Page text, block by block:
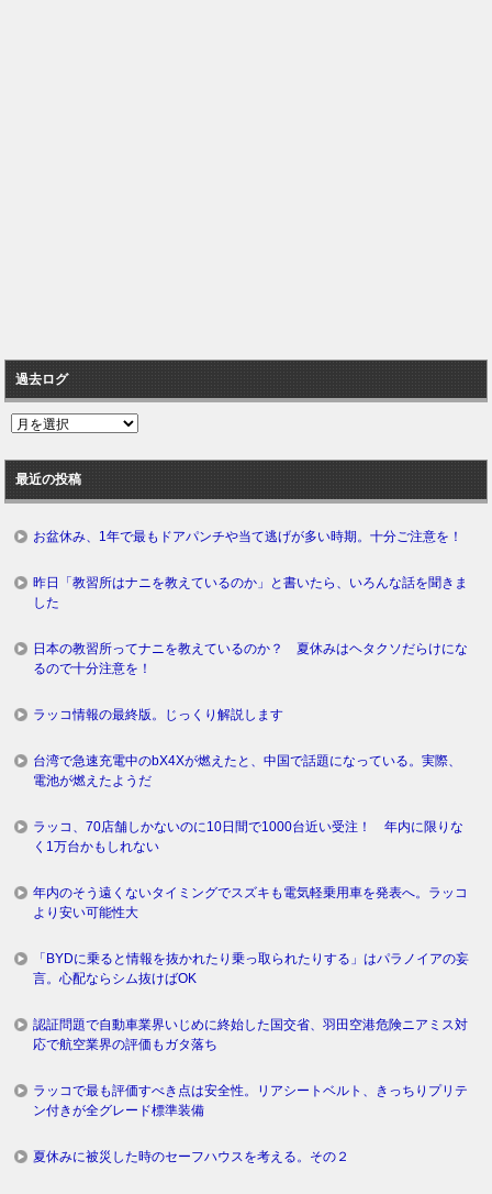
過去ログ
過
ロ
グ
最近の投稿
お盆休み、1年で最もドアパンチや当て逃げが多い時期。十分ご注意を！
昨日「教習所はナニを教えているのか」と書いたら、いろんな話を聞きま
した
日本の教習所ってナニを教えているのか？ 夏休みはヘタクソだらけにな
るので十分注意を！
ラッコ情報の最終版。じっくり解説します
台湾で急速充電中のbX4Xが燃えたと、中国で話題になっている。実際、
電池が燃えたようだ
ラッコ、70店舗しかないのに10日間で1000台近い受注！ 年内に限りな
く1万台かもしれない
年内のそう遠くないタイミングでスズキも電気軽乗用車を発表へ。ラッコ
より安い可能性大
「BYDに乗ると情報を抜かれたり乗っ取られたりする」はパラノイアの妄
言。心配ならシム抜けばOK
認証問題で自動車業界いじめに終始した国交省、羽田空港危険ニアミス対
応で航空業界の評価もガタ落ち
ラッコで最も評価すべき点は安全性。リアシートベルト、きっちりプリテ
ン付きが全グレード標準装備
夏休みに被災した時のセーフハウスを考える。その２